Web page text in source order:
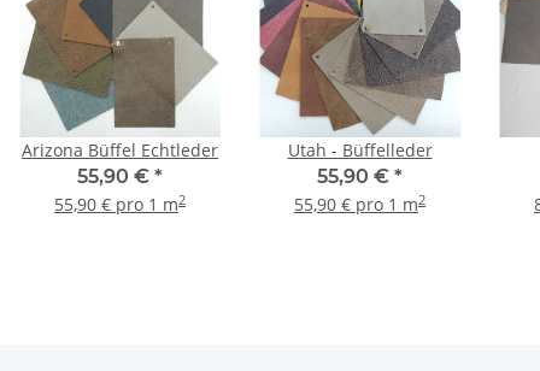
Arizona Büffel Echtleder
55,90 € *
55,90 € pro 1 m2
Utah - Büffelleder
55,90 € *
55,90 € pro 1 m2